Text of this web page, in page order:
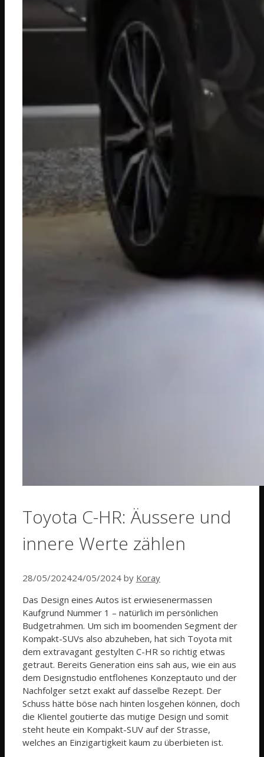
Toyota C-HR: Äussere und
innere Werte zählen
28/05/202424/05/2024 by Koray
Das Design eines Autos ist erwiesenermassen
Kaufgrund Nummer 1 – natürlich im persönlichen
Budgetrahmen. Um sich im boomenden Segment der
Kompakt-SUVs also abzuheben, hat sich Toyota mit
dem extravagant gestylten C-HR so richtig etwas
getraut. Bereits Generation eins sah aus, wie ein aus
dem Designstudio entflohenes Konzeptauto und der
Nachfolger setzt exakt auf dasselbe Rezept. Der
Schuss hätte böse nach hinten losgehen können, doch
die Klientel goutierte das mutige Design und somit
steht heute ein Kompakt-SUV auf der Strasse,
welches an Einzigartigkeit kaum zu überbieten ist.